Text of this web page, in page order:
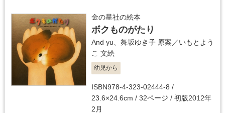
金の星社の絵本
ボクものがたり
And yu 舞坂ゆき子 原案／いもとよう
こ 文絵
幼児から
ISBN978-4-323-02444-8 /
23.6×24.6cm / 32ページ / 初版2012年
2月